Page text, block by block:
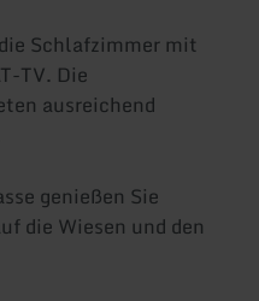
Schlafzimmer mit
TV. Die
ausreichend
genießen Sie
die Wiesen und den